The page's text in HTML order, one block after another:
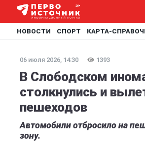
НОВОСТИ СПОРТ КАРТА-
06 июля 2026, 14:30 1393
В Слободском
столкнулись и
пешеходов
Автомобили отбросило на
зону.